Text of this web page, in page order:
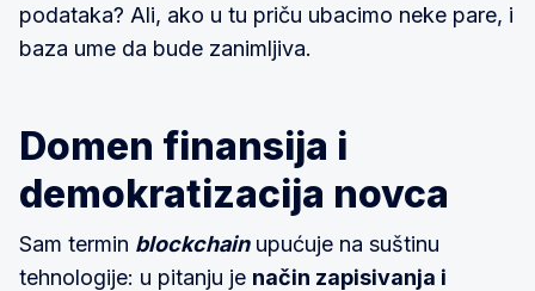
podataka? Ali, ako u tu priču ubacimo neke pare, i
baza ume da bude zanimljiva.
Domen finansija i
demokratizacija novca
Sam termin blockchain upućuje na suštinu
tehnologije: u pitanju je način zapisivanja i